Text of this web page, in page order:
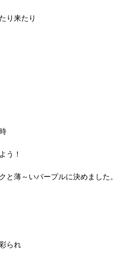
り来たり
う！
と薄～いパープルに決めました。
られ